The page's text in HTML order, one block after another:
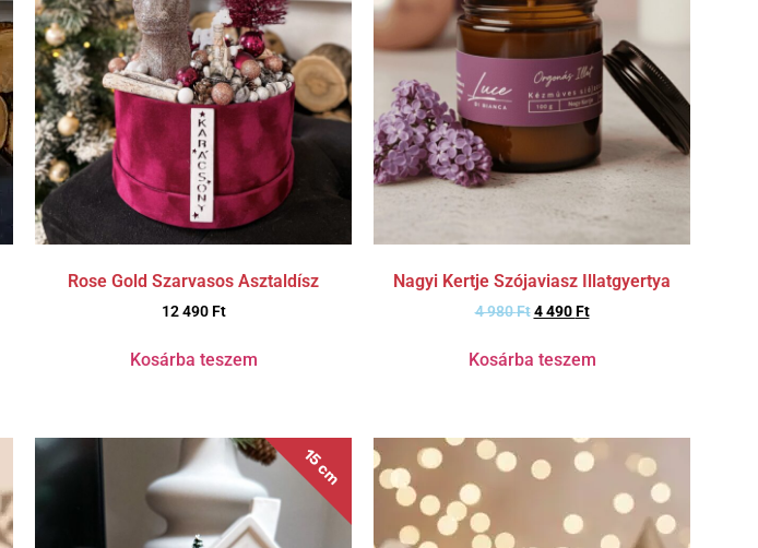
Rose Gold Szarvasos Asztaldísz
12 490 Ft
Kosárba teszem
Nagyi Kertje Szójaviasz Illatgyertya
4 980Ft 4 490Ft
Kosárba teszem
15 cm